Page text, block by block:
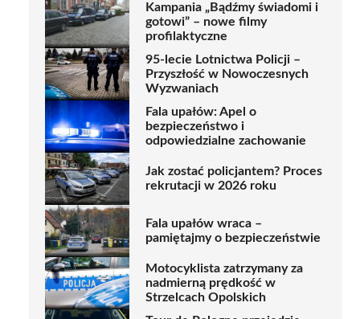
Kampania „Bądźmy świadomi i
gotowi” – nowe filmy
profilaktyczne
95-lecie Lotnictwa Policji –
Przyszłość w Nowoczesnych
Wyzwaniach
Fala upałów: Apel o
bezpieczeństwo i
odpowiedzialne zachowanie
Jak zostać policjantem? Proces
rekrutacji w 2026 roku
Fala upałów wraca –
pamiętajmy o bezpieczeństwie
Motocyklista zatrzymany za
nadmierną prędkość w
Strzelcach Opolskich